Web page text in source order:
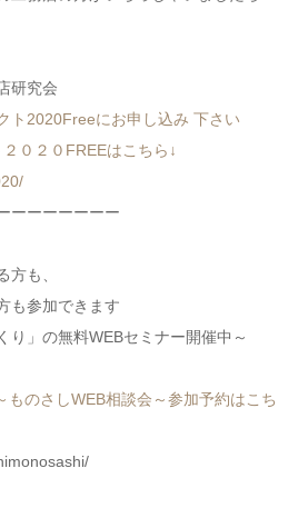
研究会
ト2020Freeにお申し込み 下さい
０２０FREEはこちら↓
ーーーーーーー
方も、
も参加できます
り」の無料WEBセミナー開催中～
ものさしWEB相談会～参加予約はこち